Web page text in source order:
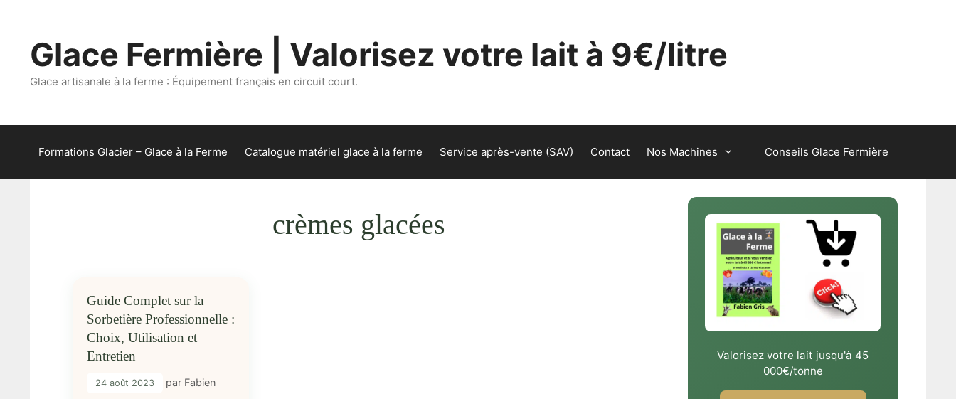
contenuGlace Fermière | Valorisez votre lait à 9€/litre
Glace artisanale à la ferme : Équipement français en circuit court.
Formations Glacier – Glace à la Ferme Catalogue matériel glace à la ferme Service après-vente (SAV) Contact Nos Machines Conseils Glace Fermière
crèmes glacées
Guide Complet sur la
Sorbetière Professionnelle :
Choix, Utilisation et
Entretien
24 août 2023 par Fabien
Valorisez votre lait jusqu'à 45
000€/tonne